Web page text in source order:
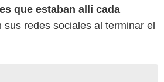
que estaban allí cada
sus redes sociales al terminar el